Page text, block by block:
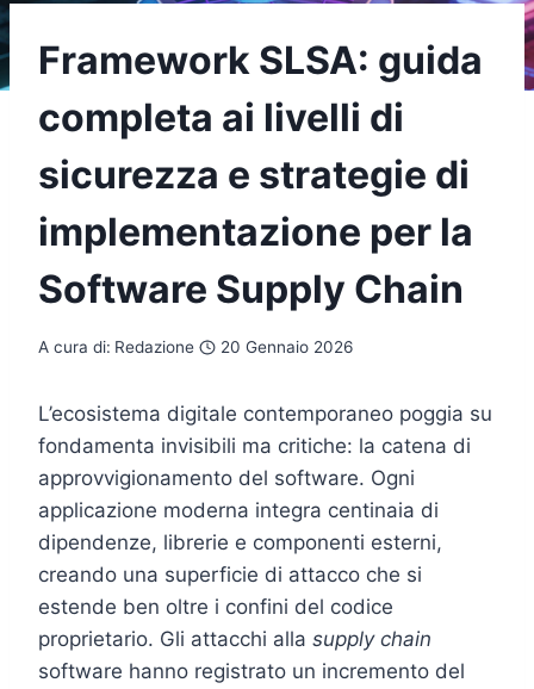
Framework SLSA: guida
completa ai livelli di
sicurezza e strategie di
implementazione per la
Software Supply Chain
A cura di: Redazione 20 Gennaio 2026
L’ecosistema digitale contemporaneo poggia su
fondamenta invisibili ma critiche: la catena di
approvvigionamento del software. Ogni
applicazione moderna integra centinaia di
dipendenze, librerie e componenti esterni,
creando una superficie di attacco che si
estende ben oltre i confini del codice
proprietario. Gli attacchi alla supply chain
software hanno registrato un incremento del